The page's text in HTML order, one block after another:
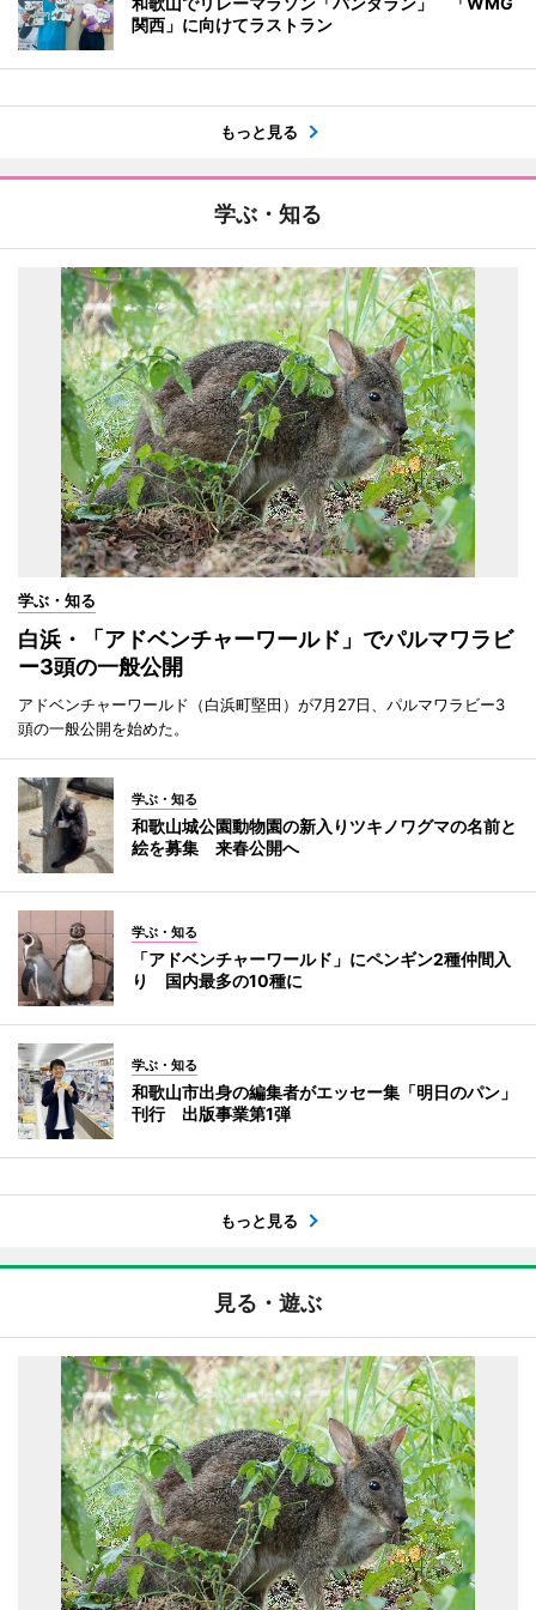
関西」に向けてラストラン
もっと見る
学ぶ・知る
学ぶ・知る
白浜・「アドベンチャーワールド」でパルマワラビ
ー3頭の一般公開
アドベンチャーワールド（白浜町堅田）が7月27日、パルマワラビー3
頭の一般公開を始めた。
学ぶ・知る
和歌山城公園動物園の新入りツキノワグマの名前と
絵を募集 来春公開へ
学ぶ・知る
「アドベンチャーワールド」にペンギン2種仲間入
り 国内最多の10種に
学ぶ・知る
和歌山市出身の編集者がエッセー集「明日のパン」
刊行 出版事業第1弾
もっと見る
見る・遊ぶ